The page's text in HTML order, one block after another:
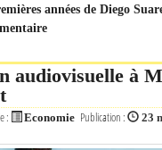
années de Diego
audiovisuelle à
: Economie Publication : 23